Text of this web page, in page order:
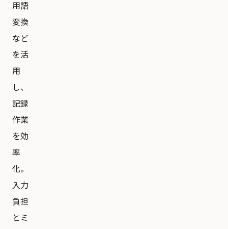
用語
変換
など
を活
用
し、
記録
作業
を効
率
化。
入力
負担
とミ